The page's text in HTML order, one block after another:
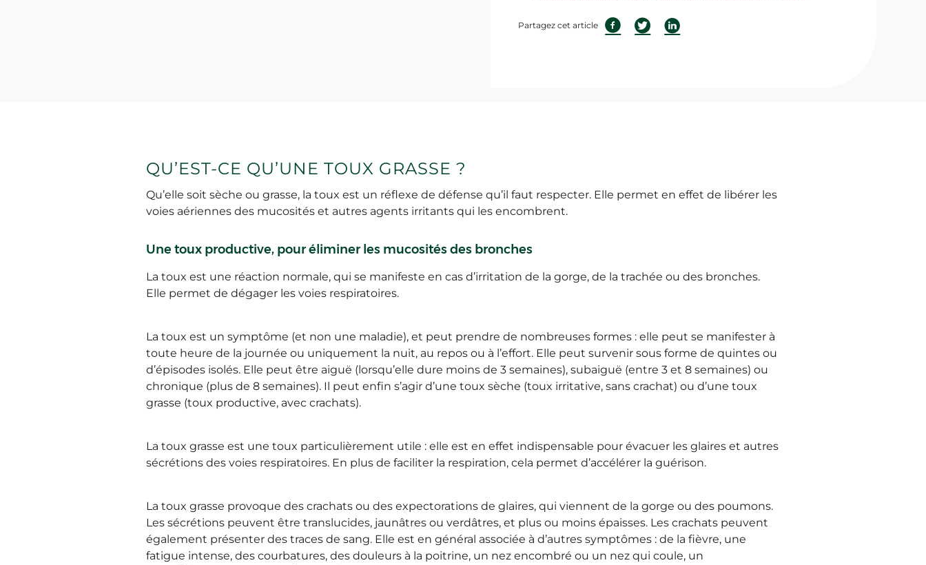
Partagez cet article
QU’EST-CE QU’UNE TOUX GRASSE ?
Qu’elle soit sèche ou grasse, la toux est un réflexe de défense qu’il faut respecter. Elle permet en effet de libérer les
voies aériennes des mucosités et autres agents irritants qui les encombrent.
Une toux productive, pour éliminer les mucosités des bronches
La toux est une réaction normale, qui se manifeste en cas d’irritation de la gorge, de la trachée ou des bronches.
Elle permet de dégager les voies respiratoires.
La toux est un symptôme (et non une maladie), et peut prendre de nombreuses formes : elle peut se manifester à
toute heure de la journée ou uniquement la nuit, au repos ou à l’effort. Elle peut survenir sous forme de quintes ou
d’épisodes isolés. Elle peut être aiguë (lorsqu’elle dure moins de 3 semaines), subaiguë (entre 3 et 8 semaines) ou
chronique (plus de 8 semaines). Il peut enfin s’agir d’une toux sèche (toux irritative, sans crachat) ou d’une toux
grasse (toux productive, avec crachats).
La toux grasse est une toux particulièrement utile : elle est en effet indispensable pour évacuer les glaires et autres
sécrétions des voies respiratoires. En plus de faciliter la respiration, cela permet d’accélérer la guérison.
La toux grasse provoque des crachats ou des expectorations de glaires, qui viennent de la gorge ou des poumons.
Les sécrétions peuvent être translucides, jaunâtres ou verdâtres, et plus ou moins épaisses. Les crachats peuvent
également présenter des traces de sang. Elle est en général associée à d’autres symptômes : de la fièvre, une
fatigue intense, des courbatures, des douleurs à la poitrine, un nez encombré ou un nez qui coule, un